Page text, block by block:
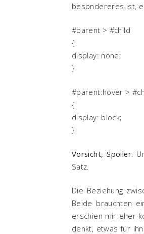
besondereres ist,
#parent > #child
{
display: none;
}
#parent:hover >
{
display: block;
}
Vorsicht, Spoiler.
Satz.
Die Beziehung
Beide brauchten
erschien mir eher
denkt, etwas für